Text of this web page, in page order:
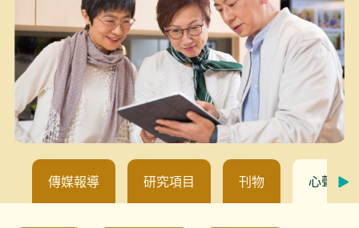
傳媒報導 研究項目 刊物 心聲故事